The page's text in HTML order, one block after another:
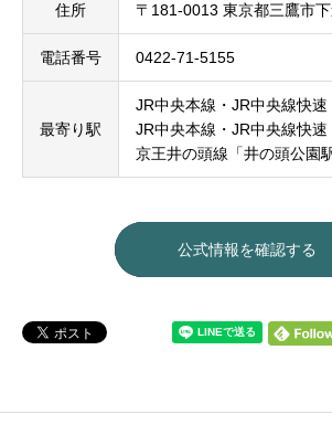
住所 〒181-0013 東京都三鷹市
電話番号 0422-71-5155
最寄り駅
JR中央本線・JR中央線快
JR中央本線・JR中央線快
京王井の頭線「井の頭公園
公式情報を確認する